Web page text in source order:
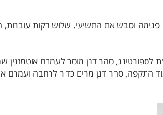
בועט פנימה וכובש את התשיעי. שלוש דקות
10-0. בדקה ה-81 התקפה מתפרצת לספורטינג, סהר דנן מוסר
לעוד התקפה, סהר דנן מרים כדור לרחבה ועמרם